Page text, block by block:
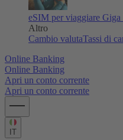
eSIM per viaggiare Giga
Altro
Cambio valutaTassi di
Online Banking
Online Banking
Apri un conto corrente
Apri un conto corrente
IT